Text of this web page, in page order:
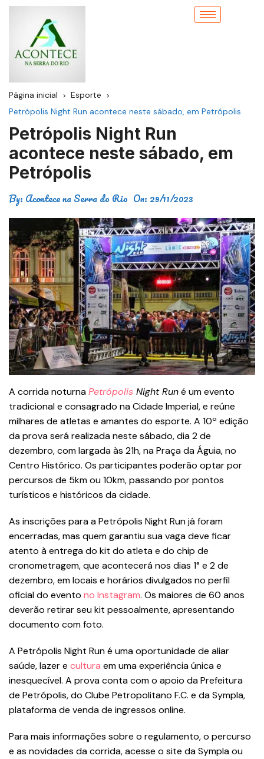
Página inicial
Esporte
Petrópolis Night Run acontece neste sábado, em Petrópolis
Petrópolis Night Run
acontece neste sábado, em
Petrópolis
By: Acontece na Serra do Rio On: 29/11/2023
A corrida noturnaPetrópolis Night Runé um evento
tradicional e consagrado na Cidade Imperial, e reúne
milhares de atletas e amantes do esporte. A 10ª edição
da prova será realizada neste sábado, dia 2 de
dezembro, com largada às 21h, na Praça da Águia, no
Centro Histórico. Os participantes poderão optar por
percursos de 5km ou 10km, passando por pontos
turísticos e históricos da cidade.
As inscrições para a Petrópolis Night Run já foram
encerradas, mas quem garantiu sua vaga deve ficar
atento à entrega do kit do atleta e do chip de
cronometragem, que acontecerá nos dias 1° e 2 de
dezembro, em locais e horários divulgados no perfil
oficial do evento no Instagram. Os maiores de 60 anos
deverão retirar seu kit pessoalmente, apresentando
documento com foto.
A Petrópolis Night Run é uma oportunidade de aliar
saúde, lazer e cultura em uma experiência única e
inesquecível. A prova conta com o apoio da Prefeitura
de Petrópolis, do Clube Petropolitano F.C. e da Sympla,
plataforma de venda de ingressos online.
Para mais informações sobre o regulamento, o percurso
e as novidades da corrida, acesse o site da Sympla ou